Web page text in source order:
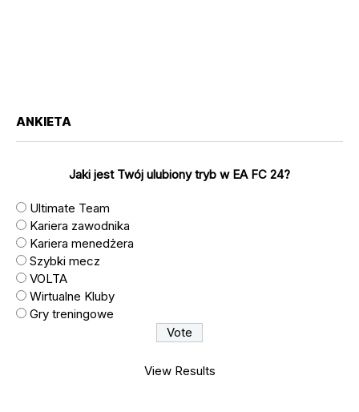
ANKIETA
Jaki jest Twój ulubiony tryb w EA FC 24?
Ultimate Team
Kariera zawodnika
Kariera menedżera
Szybki mecz
VOLTA
Wirtualne Kluby
Gry treningowe
View Results